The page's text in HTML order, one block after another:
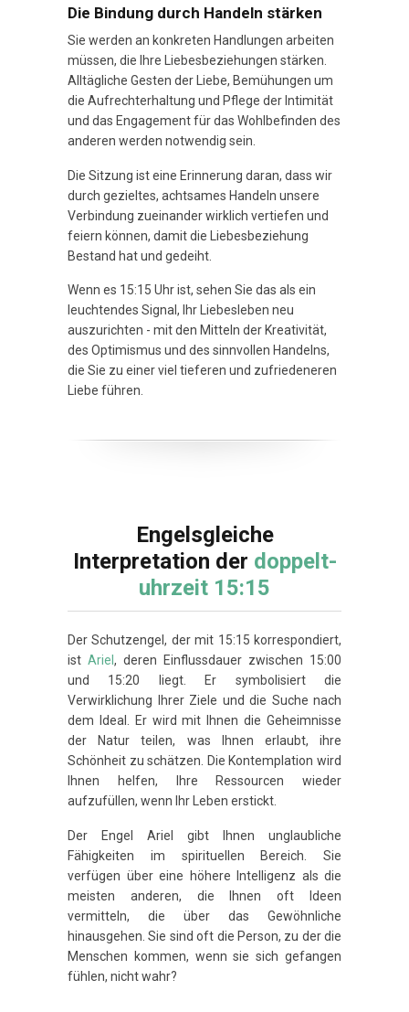
Die Bindung durch Handeln stärken
Sie werden an konkreten Handlungen arbeiten
müssen, die Ihre Liebesbeziehungen stärken.
Alltägliche Gesten der Liebe, Bemühungen um
die Aufrechterhaltung und Pflege der Intimität
und das Engagement für das Wohlbefinden des
anderen werden notwendig sein.
Die Sitzung ist eine Erinnerung daran, dass wir
durch gezieltes, achtsames Handeln unsere
Verbindung zueinander wirklich vertiefen und
feiern können, damit die Liebesbeziehung
Bestand hat und gedeiht.
Wenn es 15:15 Uhr ist, sehen Sie das als ein
leuchtendes Signal, Ihr Liebesleben neu
auszurichten - mit den Mitteln der Kreativität,
des Optimismus und des sinnvollen Handelns,
die Sie zu einer viel tieferen und zufriedeneren
Liebe führen.
Engelsgleiche
Interpretation der doppelt-
uhrzeit 15:15
Der Schutzengel, der mit 15:15 korrespondiert,
ist Ariel , deren Einflussdauer zwischen 15:00
und 15:20 liegt. Er symbolisiert die
Verwirklichung Ihrer Ziele und die Suche nach
dem Ideal. Er wird mit Ihnen die Geheimnisse
der Natur teilen, was Ihnen erlaubt, ihre
Schönheit zu schätzen. Die Kontemplation wird
Ihnen helfen, Ihre Ressourcen wieder
aufzufüllen, wenn Ihr Leben erstickt.
Der Engel Ariel gibt Ihnen unglaubliche
Fähigkeiten im spirituellen Bereich. Sie
verfügen über eine höhere Intelligenz als die
meisten anderen, die Ihnen oft Ideen
vermitteln, die über das Gewöhnliche
hinausgehen. Sie sind oft die Person, zu der die
Menschen kommen, wenn sie sich gefangen
fühlen, nicht wahr?